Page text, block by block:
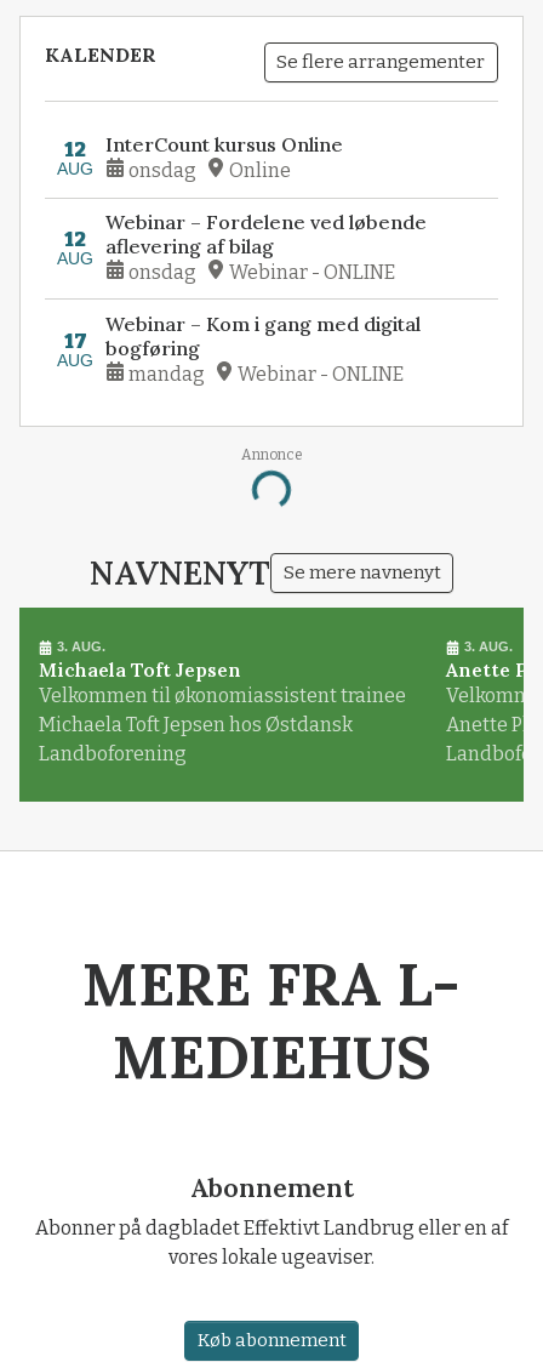
KALENDER Se flere arrangementer
12
AUG
InterCount kursus Online
onsdag Online
12
AUG
Webinar – Fordelene ved løbende
aflevering af bilag
onsdag Webinar - ONLINE
17
AUG
Webinar – Kom i gang med digital
bogføring
mandag Webinar - ONLINE
Annonce
Loading...
NAVNENYT Se mere navnenyt
3. AUG.
Michaela Toft Jepsen
Velkommen til økonomiassistent trainee
Michaela Toft Jepsen hos Østdansk
Landboforening
3. AUG.
Anette
Anette
MERE FRA L-
MEDIEHUS
Abonnement
Abonner på dagbladet Effektivt Landbrug eller en af
vores lokale ugeaviser.
Køb abonnement